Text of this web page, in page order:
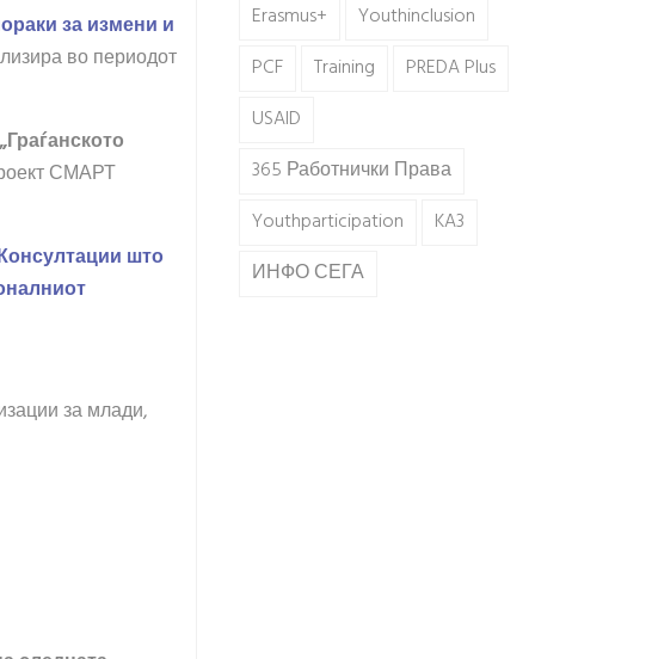
за измени и
во периодот
„Граѓанското
СМАРТ
што
за млади,
Erasmus+
Youthinclusion
PCF
Training
PREDA Plus
USAID
365 Работнички Права
Youthparticipation
KA3
ИНФО СЕГА